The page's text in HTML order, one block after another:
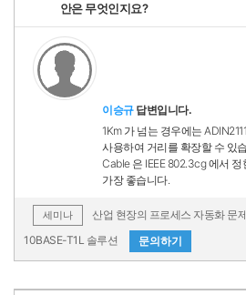
안은 무엇인지요?
이승규답변입니다.
1Km 가 넘는 경우에는
사용하여 거리를 확장할 수 있
Cable 은 IEEE 802.3cg 에서
가장 좋습니다.
세미나
산업 현장의 프로세스 자동화 문
10BASE-T1L 솔루션
문의하기